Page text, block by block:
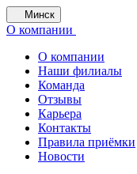
Минск
О компании
О компании
Наши филиалы
Команда
Отзывы
Карьера
Контакты
Правила приёмки
Новости